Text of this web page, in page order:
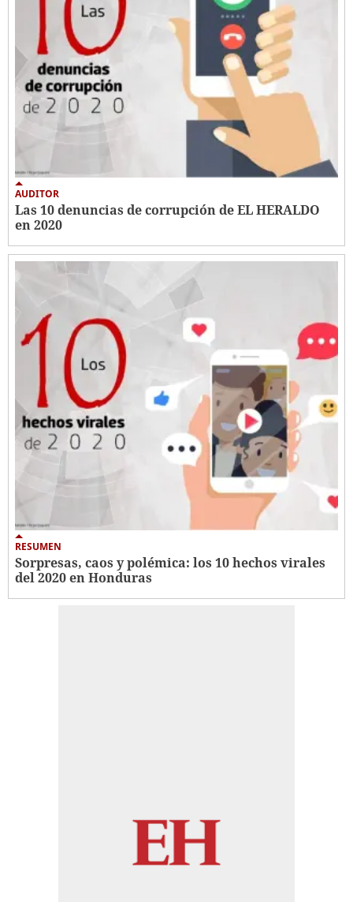
AUDITOR
Las 10 denuncias de corrupción de EL HERALDO
en 2020
RESUMEN
Sorpresas, caos y polémica: los 10 hechos virales
del 2020 en Honduras